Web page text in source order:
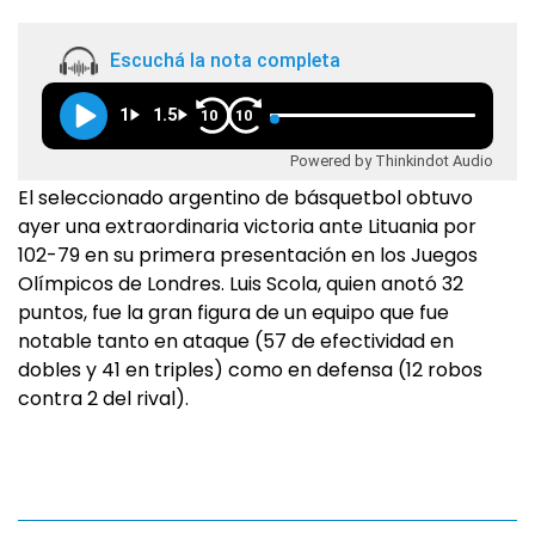
Escuchá la nota completa
1 1.5 10 10
Powered by Thinkindot Audio
El seleccionado argentino de básquetbol obtuvo
ayer una extraordinaria victoria ante Lituania por
102-79 en su primera presentación en los Juegos
Olímpicos de Londres. Luis Scola, quien anotó 32
puntos, fue la gran figura de un equipo que fue
notable tanto en ataque (57 de efectividad en
dobles y 41 en triples) como en defensa (12 robos
contra 2 del rival).